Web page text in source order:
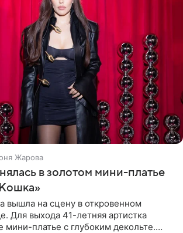
Жарова
в золотом мини-платье
вышла на сцену в откровенном
Для выхода 41-летняя артистка
мини-платье с глубоким декольте.